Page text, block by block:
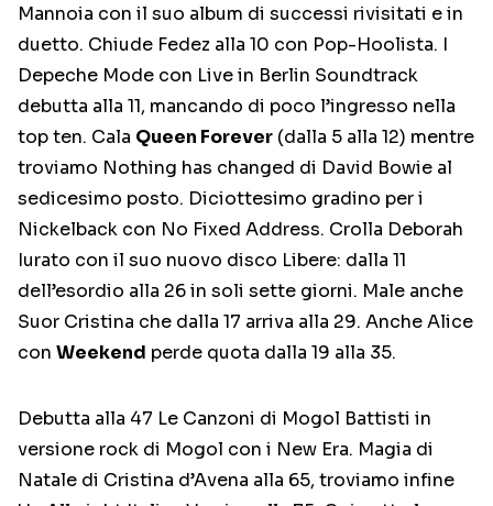
Mannoia con il suo album di successi rivisitati e in
duetto. Chiude Fedez alla 10 con Pop-Hoolista. I
Depeche Mode con Live in Berlin Soundtrack
debutta alla 11, mancando di poco l’ingresso nella
top ten. Cala Queen Forever (dalla 5 alla 12) mentre
troviamo Nothing has changed di David Bowie al
sedicesimo posto. Diciottesimo gradino per i
Nickelback con No Fixed Address. Crolla Deborah
Iurato con il suo nuovo disco Libere: dalla 11
dell’esordio alla 26 in soli sette giorni. Male anche
Suor Cristina che dalla 17 arriva alla 29. Anche Alice
con Weekend perde quota dalla 19 alla 35.
Debutta alla 47 Le Canzoni di Mogol Battisti in
versione rock di Mogol con i New Era. Magia di
Natale di Cristina d’Avena alla 65, troviamo infine